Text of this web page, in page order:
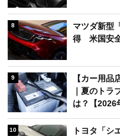
8
マツダ新型
得 米国安
9
【カー用
｜夏のトラ
は？【2026
10
トヨタ「